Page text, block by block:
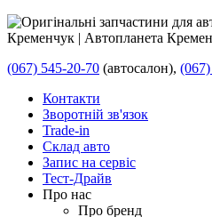
(067) 545-20-70 (автосалон),
Контакти
Зворотній зв'язок
Trade-in
Склад авто
Запис на сервіс
Тест-Драйв
Про нас
Про бренд